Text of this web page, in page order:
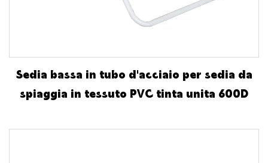
Sedia bassa in tubo d'acciaio per sedia da
spiaggia in tessuto PVC tinta unita 600D